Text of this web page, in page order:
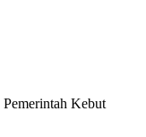
Kebut